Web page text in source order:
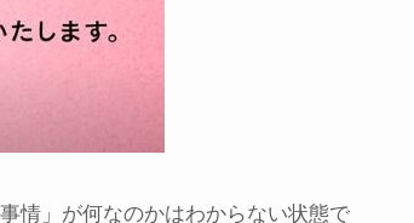
情」が何なのかはわからない状態で